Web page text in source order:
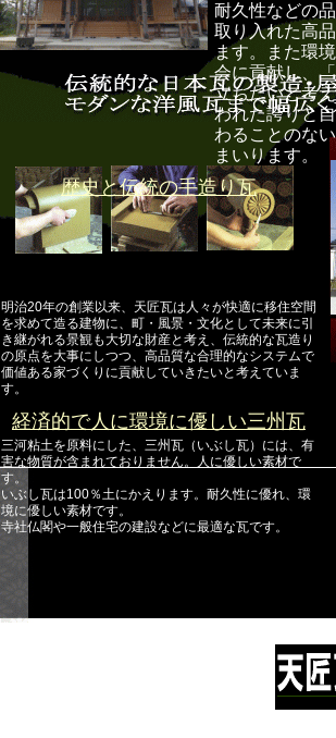
耐久性などの
取り入れた高
ます。また環
会に貢献し、
立ちたいと考
われた誇りと
わることのな
まいります。
歴史と伝統の手造り瓦
明治20年の創業以来、天匠瓦は人々が快適に移住空間
を求めて造る建物に、町・風景・文化として未来に引
き継がれる景観も大切な財産と考え、伝統的な瓦造り
の原点を大事にしつつ、高品質な合理的なシステムで
価値ある家づくりに貢献していきたいと考えていま
す。
経済的で人に環境に優しい三州瓦
三河粘土を原料にした、三州瓦（いぶし瓦）には、有
害な物質が含まれておりません。人に優しい素材で
す。
いぶし瓦は100％土にかえります。耐久性に優れ、環
境に優しい素材です。
寺社仏閣や一般住宅の建設などに最適な瓦です。